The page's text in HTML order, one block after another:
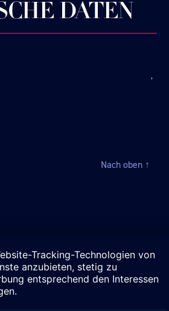
DATEN
Nach oben ↑
Tracking-Technologien von
anzubieten, stetig zu
entsprechend den Interessen